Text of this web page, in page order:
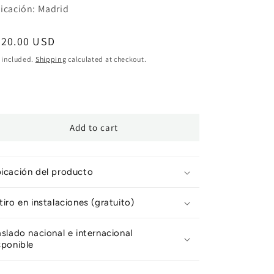
Madrid
USD
included. Shipping calculated at checkout.
Add to cart
del producto
en instalaciones (gratuito)
nacional e internacional